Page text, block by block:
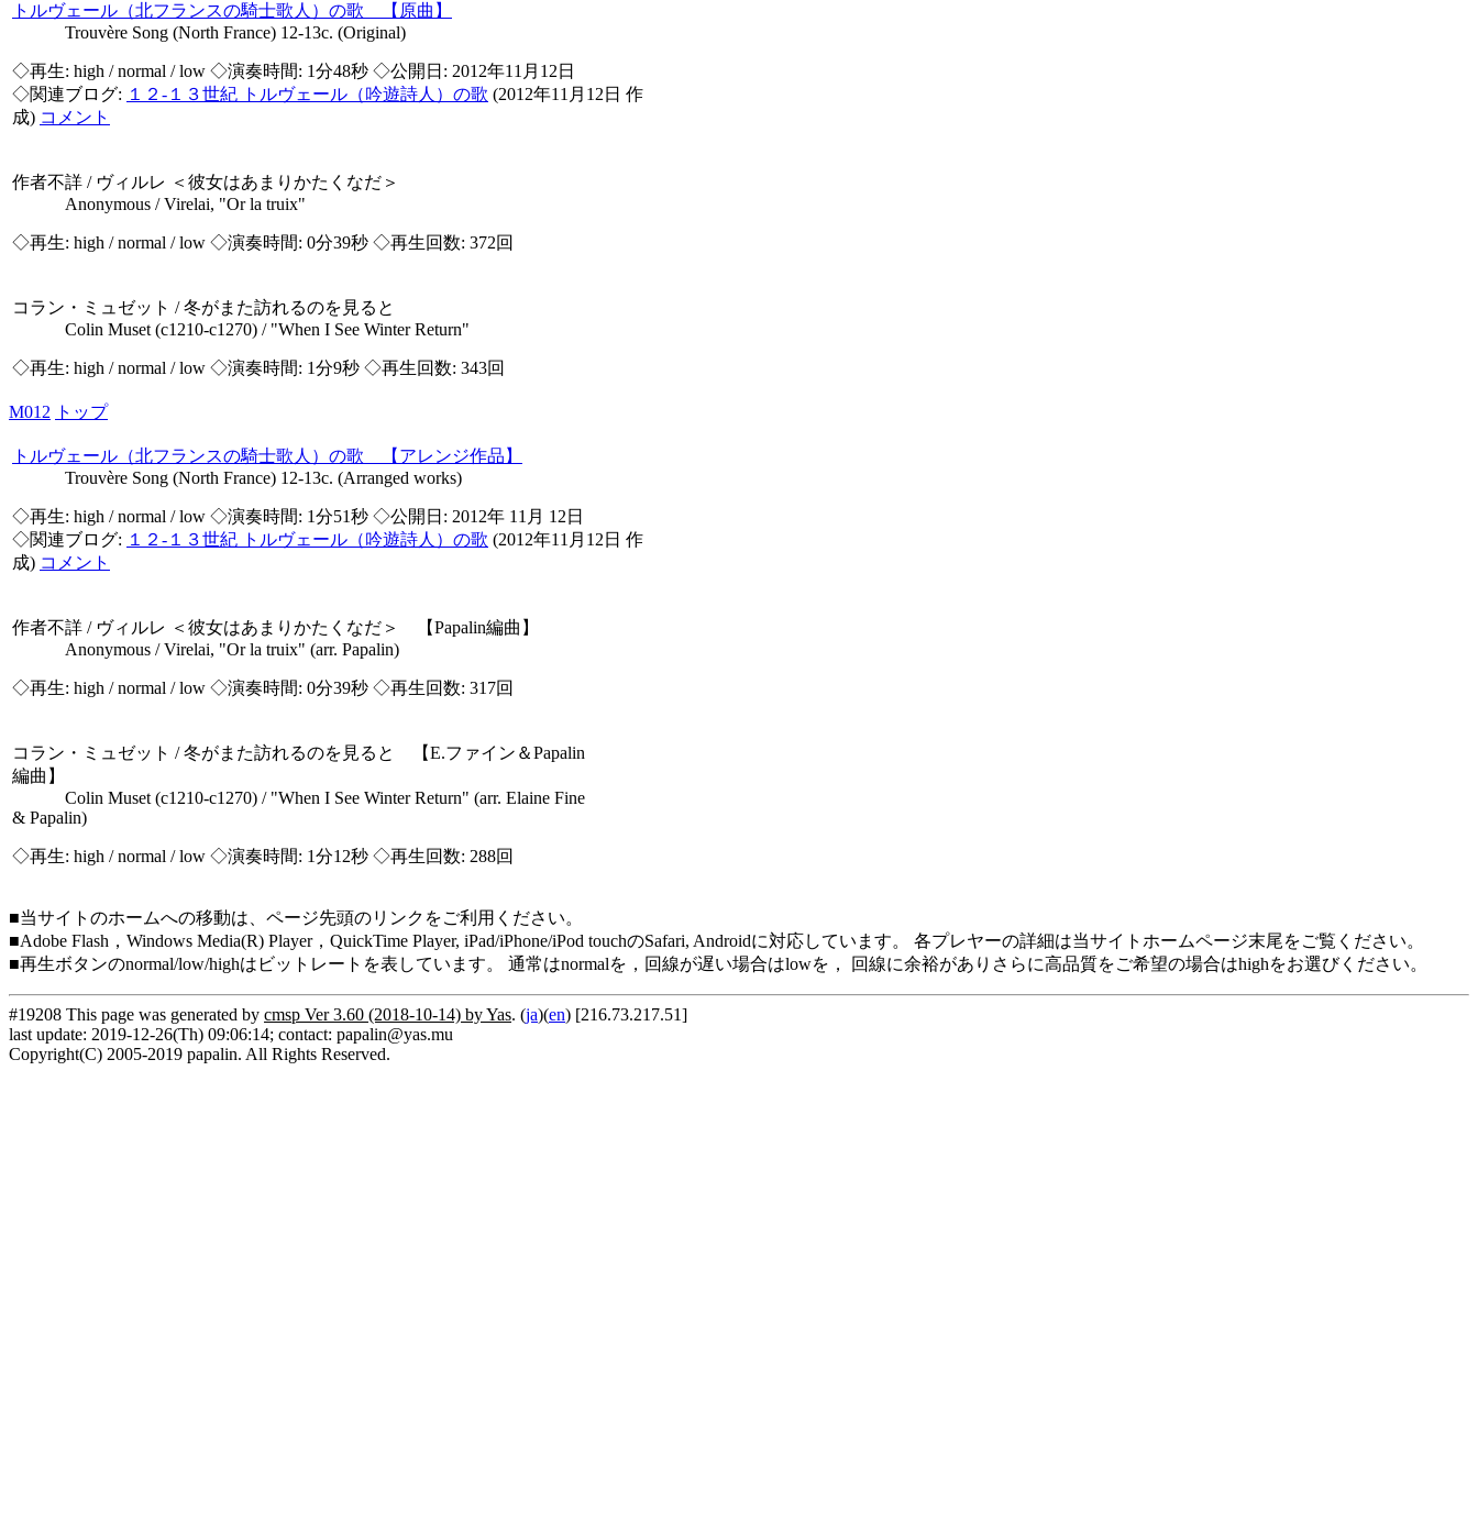
トルヴェール（北フランスの騎士歌人）の歌 【原曲】
Trouvère Song (North France) 12-13c. (Original)
◇再生: high / normal / low ◇演奏時間: 1分48秒 ◇公開日: 2012年11月12日
◇関連ブログ: １２-１３世紀 トルヴェール（吟遊詩人）の歌 (2012年11月12日 作
成) コメント
作者不詳 / ヴィルレ ＜彼女はあまりかたくなだ＞
Anonymous / Virelai, "Or la truix"
◇再生: high / normal / low ◇演奏時間: 0分39秒 ◇再生回数: 372回
コラン・ミュゼット / 冬がまた訪れるのを見ると
Colin Muset (c1210-c1270) / "When I See Winter Return"
◇再生: high / normal / low ◇演奏時間: 1分9秒 ◇再生回数: 343回
M012 トップ
トルヴェール（北フランスの騎士歌人）の歌 【アレンジ作品】
Trouvère Song (North France) 12-13c. (Arranged works)
◇再生: high / normal / low ◇演奏時間: 1分51秒 ◇公開日: 2012年 11月 12日
◇関連ブログ: １２-１３世紀 トルヴェール（吟遊詩人）の歌 (2012年11月12日 作
成) コメント
作者不詳 / ヴィルレ ＜彼女はあまりかたくなだ＞ 【Papalin編曲】
Anonymous / Virelai, "Or la truix" (arr. Papalin)
◇再生: high / normal / low ◇演奏時間: 0分39秒 ◇再生回数: 317回
コラン・ミュゼット / 冬がまた訪れるのを見ると 【E.ファイン＆Papalin
編曲】
Colin Muset (c1210-c1270) / "When I See Winter Return" (arr. Elaine Fine
& Papalin)
◇再生: high / normal / low ◇演奏時間: 1分12秒 ◇再生回数: 288回
■当サイトのホームへの移動は、ページ先頭のリンクをご利用ください。
■Adobe Flash，Windows Media(R) Player，QuickTime Player, iPad/iPhone/iPod touchのSafari, Androidに対応しています。 各プレヤーの詳細は当サイトホームページ末尾をご覧ください。
■再生ボタンのnormal/low/highはビットレートを表しています。 通常はnormalを，回線が遅い場合はlowを， 回線に余裕がありさらに高品質をご希望の場合はhighをお選びください。
#19208 This page was generated by cmsp Ver 3.60 (2018-10-14) by Yas. (ja)(en) [216.73.217.51]
last update: 2019-12-26(Th) 09:06:14; contact: papalin@yas.mu
Copyright(C) 2005-2019 papalin. All Rights Reserved.